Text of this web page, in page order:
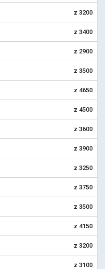
z 3200
z 3400
z 2900
z 3500
z 4650
z 4500
z 3600
z 3900
z 3250
z 3750
z 3500
z 4150
z 3200
z 3100